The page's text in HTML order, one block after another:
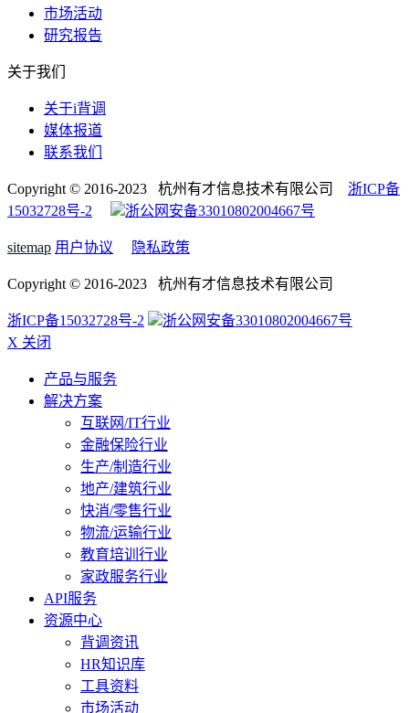
市场活动
研究报告
关于我们
关于i背调
媒体报道
联系我们
Copyright © 2016-2023 杭州有才信息技术有限公司 浙ICP备
15032728号-2
浙公网安备33010802004667号
sitemap 用户协议 隐私政策
Copyright © 2016-2023 杭州有才信息技术有限公司
浙ICP备15032728号-2
浙公网安备33010802004667号
X 关闭
产品与服务
解决方案
互联网/IT行业
金融保险行业
生产/制造行业
地产/建筑行业
快消/零售行业
物流/运输行业
教育培训行业
家政服务行业
API服务
资源中心
背调资讯
HR知识库
工具资料
市场活动